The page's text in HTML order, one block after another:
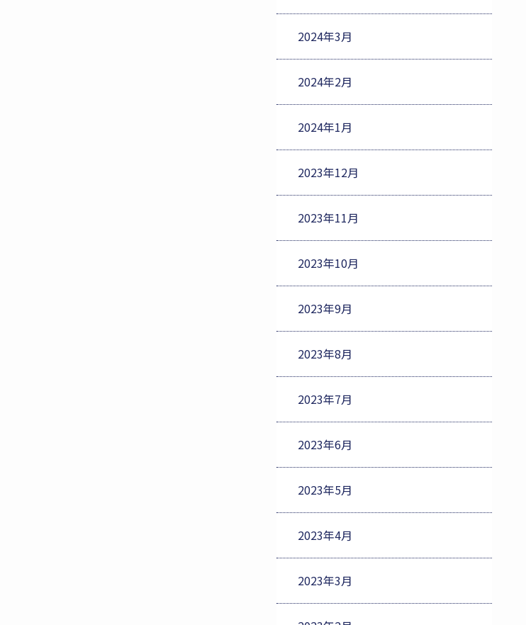
2024年3月
2024年2月
2024年1月
2023年12月
2023年11月
2023年10月
2023年9月
2023年8月
2023年7月
2023年6月
2023年5月
2023年4月
2023年3月